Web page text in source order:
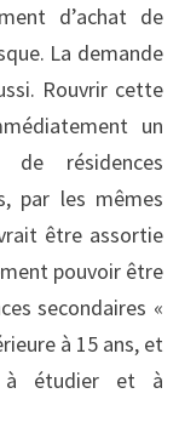
d’achat de
La demande
Rouvrir cette
un
résidences
par les mêmes
être assortie
pouvoir être
secondaires «
à 15 ans, et
à étudier et à